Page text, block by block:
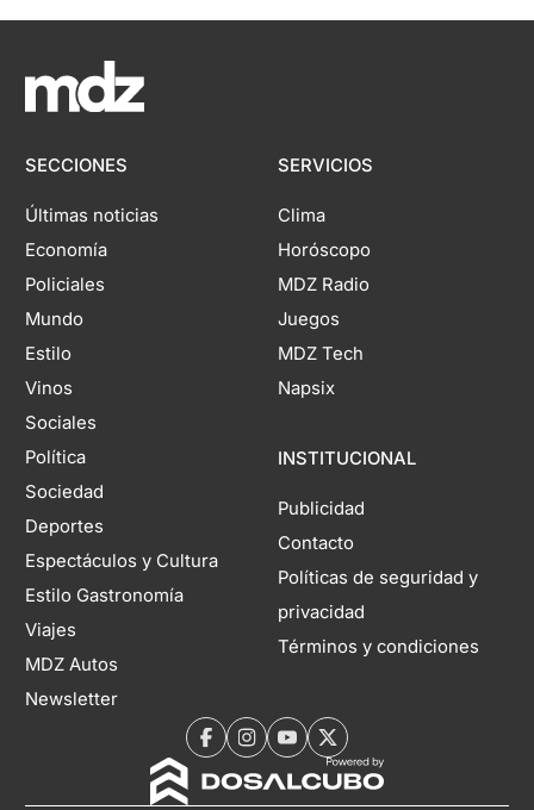
SECCIONES
Últimas noticias
Economía
Policiales
Mundo
Estilo
Vinos
Sociales
Política
Sociedad
Deportes
Espectáculos y Cultura
Estilo Gastronomía
Viajes
MDZ Autos
Newsletter
SERVICIOS
Clima
Horóscopo
MDZ Radio
Juegos
MDZ Tech
Napsix
INSTITUCIONAL
Publicidad
Contacto
Políticas de seguridad y
privacidad
Términos y condiciones